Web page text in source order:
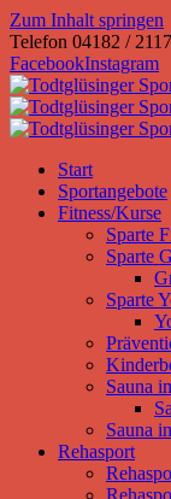
Zum Inhalt springen
Telefon 04182 /
FacebookInstagram
Start
Sportangebote
Fitness/Kurse
Sparte
Sparte
Sparte
Sauna
Sauna
Rehasport